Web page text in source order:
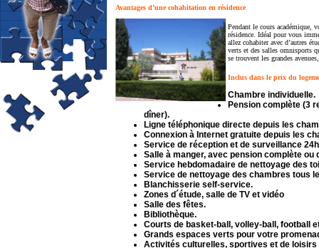
Avantages d’une cohabitation en résidence
Pendant le cours académique,
résidence. Idéal pour vous
allez cohabiter avec d’autres
verts et des salles omnisports
se trouvent les grandes
Inclus dans le prix du
Chambre individuelle.
Pension complète (3
dîner).
Ligne téléphonique directe depuis les
Connexion à Internet gratuite depuis les
Service de réception et de surveillance
Salle à manger, avec pension complète ou
Service hebdomadaire de nettoyage des
Service de nettoyage des chambres tous
Blanchisserie self-service.
Zones d´étude, salle de TV et vidéo
Salle des fêtes.
Bibliothèque.
Courts de basket-ball, volley-ball, football
Grands espaces verts pour votre
Activités culturelles, sportives et de loisirs